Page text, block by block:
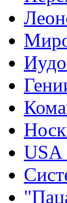
USA